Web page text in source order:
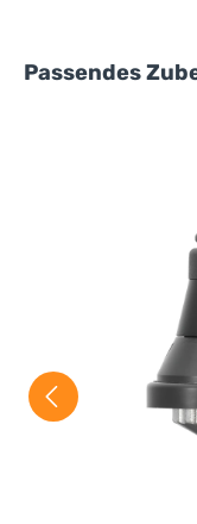
Produktgalerie
Passendes